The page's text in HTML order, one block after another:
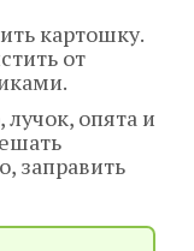
картошку.
от
опята и
заправить